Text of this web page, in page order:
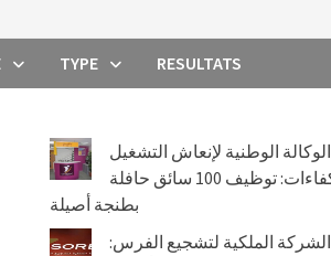
TYPE RESULTATS
الوكالة الوطنية لإنعاش التشغيل
والكفاءات: توظيف 100 سائق حافلة
بطنجة أصيلة
الشركة الملكية لتشجيع الفرس: